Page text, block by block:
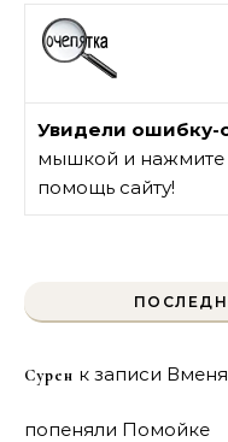
Увидели ошибку-
мышкой и нажмите
помощь сайту!
Сурен к записи
попеняли Помойке